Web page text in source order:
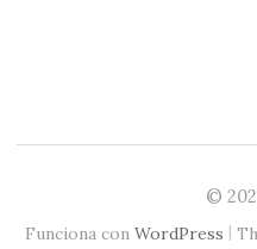
©
Funciona con WordPress |